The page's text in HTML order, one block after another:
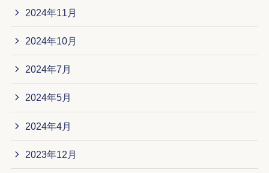
2024年11月
2024年10月
2024年7月
2024年5月
2024年4月
2023年12月